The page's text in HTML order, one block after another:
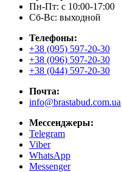
Пн-Пт: с 10:00-17:00
Сб-Вс: выходной
Телефоны:
+38 (095) 597-20-30
+38 (096) 597-20-30
+38 (044) 597-20-30
Почта:
info@brastabud.com.ua
Мессенджеры:
Telegram
Viber
WhatsApp
Messenger